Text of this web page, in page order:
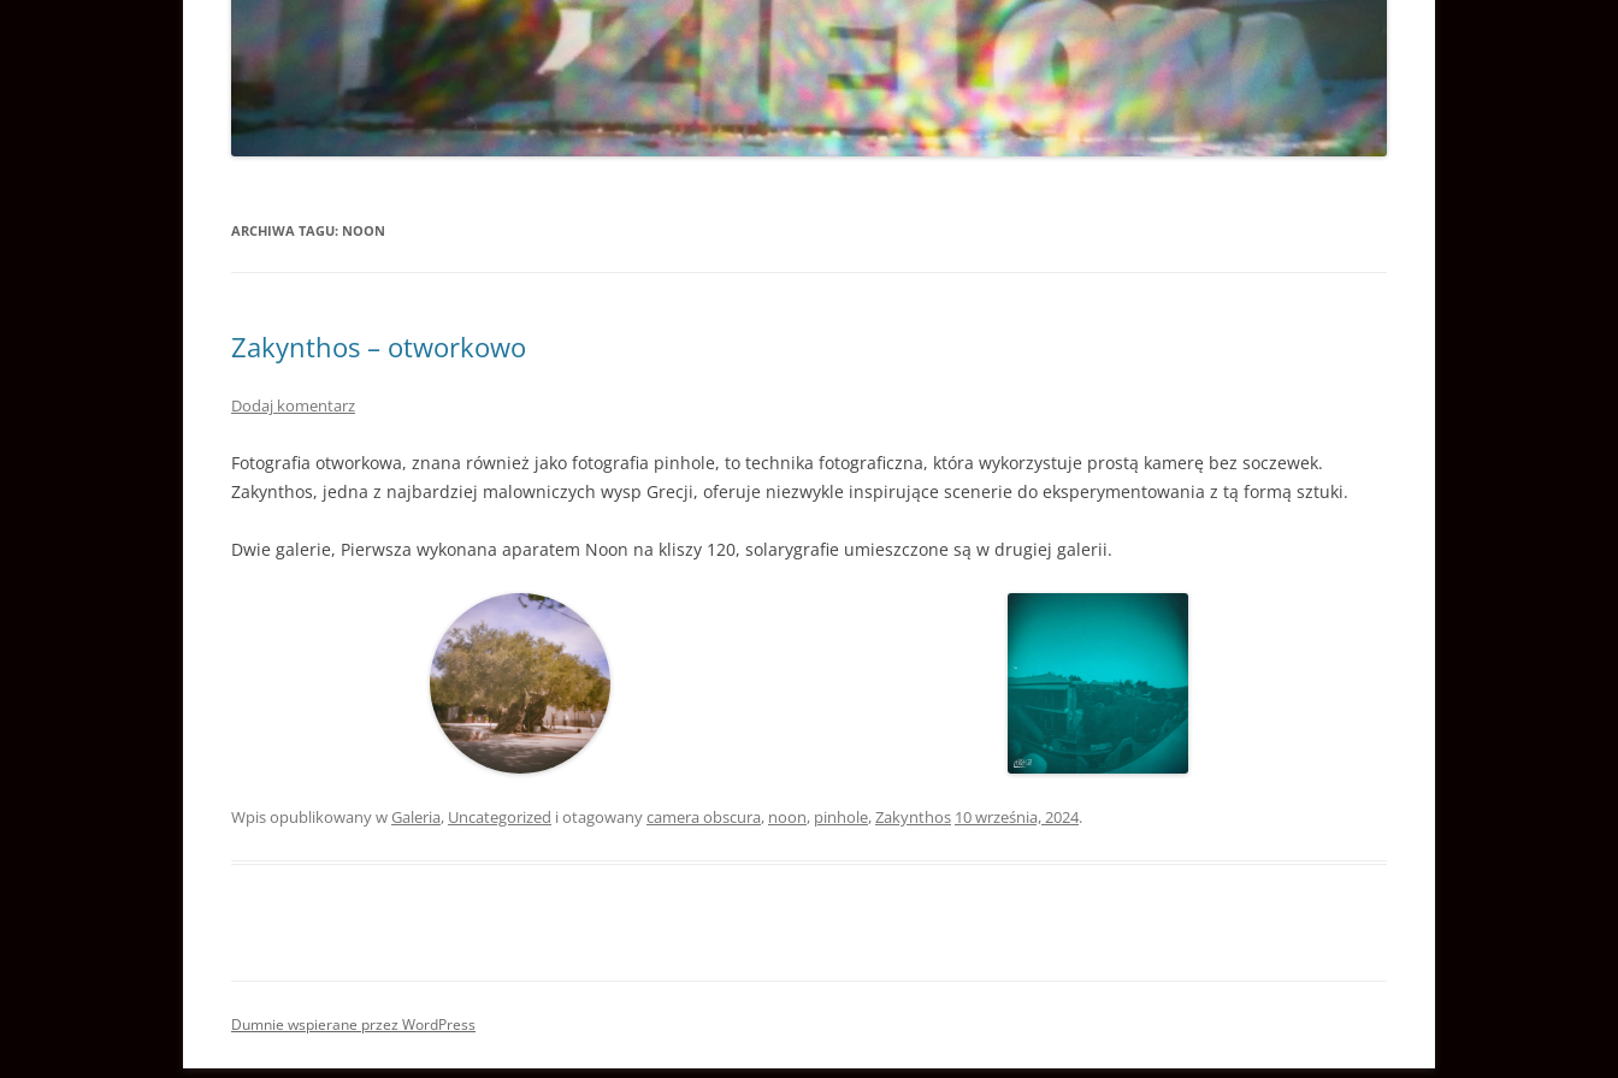
WYDARZENIA
ARCHIWA TAGU: NOON
Zakynthos – otworkowo
Dodaj komentarz
Fotografia otworkowa, znana również jako fotografia pinhole, to technika fotograficzna, która wykorzystuje prostą kamerę bez soczewek.
Zakynthos, jedna z najbardziej malowniczych wysp Grecji, oferuje niezwykle inspirujące scenerie do eksperymentowania z tą formą sztuki.
Dwie galerie, Pierwsza wykonana aparatem Noon na kliszy 120, solarygrafie umieszczone są w drugiej galerii.
Wpis opublikowany wGaleria, Uncategorized i otagowanycamera obscura, noon, pinhole,Zakynthos 10 września, 2024.
Dumnie wspierane przez WordPress